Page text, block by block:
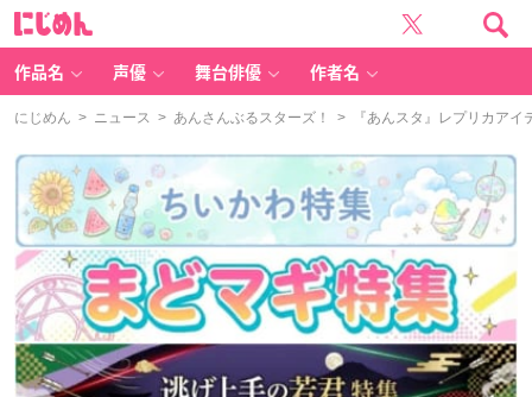
作品名 声優 舞台俳優 作者名
にじめん > ニュース > あんさんぶるスターズ！ > 『あんスタ』レプリカアイ